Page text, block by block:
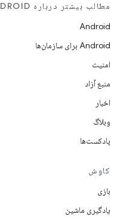
مطالب بیشتر درباره ANDROID
Android
Android برای سازمان‌ها
امنیت
منبع آزاد
اخبار
وبلاگ
پادکست‌ها
کاوش
بازی
یادگیری ماشین